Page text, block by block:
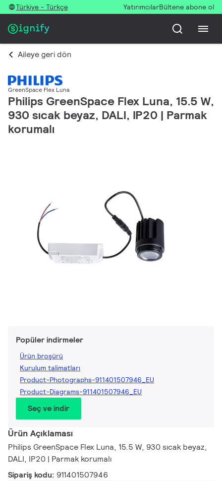
Türkiye - Türkçe YatırımcılarBültene abone ol
Aileye geri dön
GreenSpace Flex Luna
Philips GreenSpace Flex Luna, 15.5 W,
930 sıcak beyaz, DALI, IP20 | Parmak
korumalı
Popüler indirmeler
Ürün broşürü
Kurulum talimatları
Product-Photographs-911401507946_EU
Product-Diagrams-911401507946_EU
Seç ve indir
Ürün Açıklaması
Philips GreenSpace Flex Luna, 15.5 W, 930 sıcak beyaz,
DALI, IP20 | Parmak korumalı
Sipariş kodu: 911401507946